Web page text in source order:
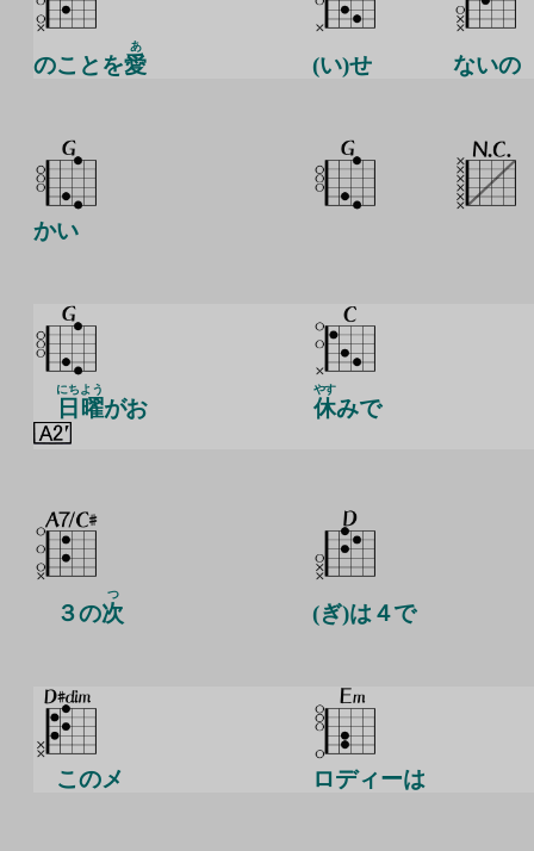
のことを愛
あ
(い)せ ないの
かい
日
にち
曜
よう
がお 休
やす
みで
３の次
つ
(ぎ)は４で
このメ ロディーは